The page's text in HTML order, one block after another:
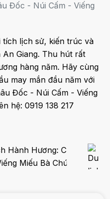
Đốc - Núi Cấm - Viếng
tích lịch sử, kiến trúc và
Giang. Thu hút rất
hàng năm. Hãy cùng
may mắn đầu năm với
Đốc - Núi Cấm - Viếng
hệ: 0919 138 217